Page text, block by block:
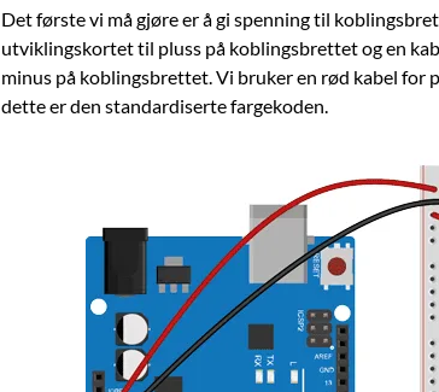
Det første vi må gjøre er å gi spenning til
utviklingskortet til pluss på koblingsbrettet og en
minus på koblingsbrettet. Vi bruker en rød kabel for
dette er den standardiserte fargekoden.